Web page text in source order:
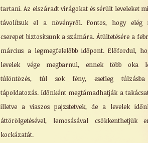
tartani. Az elszáradt virágokat és sérült leveleket
távolítsuk el a növényről. Fontos, hogy elég
cserepet biztosítsunk a számára. Átültetésére a
március a legmegfelelőbb időpont. Előfordul,
levelek vége megbarnul, ennek több oka
túlöntözés, túl sok fény, esetleg
tápoldatozás. Időnként megtámadhatják a
illetve a viaszos pajzstetvek, de a levelek
áttörölgetésével, lemosásával csökkenthetjük
kockázatát.